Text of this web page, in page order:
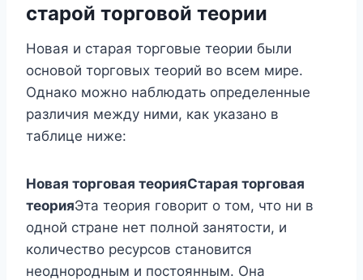
старой торговой теории
Новая и старая торговые теории были
основой торговых теорий во всем мире.
Однако можно наблюдать определенные
различия между ними, как указано в
таблице ниже:
Новая торговая теорияСтарая торговая
теорияЭта теория говорит о том, что ни в
одной стране нет полной занятости, и
количество ресурсов становится
неоднородным и постоянным. Она